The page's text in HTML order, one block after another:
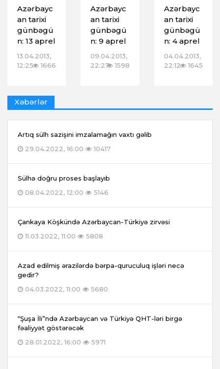
Azərbayc
an tarixi
günbəgü
n: 13 aprel
13.04.2013,
12:25
1666
Azərbayc
an tarixi
günbəgü
n: 9 aprel
09.04.2013,
22:27 1598
Azərbayc
an tarixi
günbəgü
n: 4 aprel
04.04.2013,
22:12
1645
Xəbərlər
Artıq sülh sazişini imzalamağın vaxtı gəlib
29.04.2022, 16:00
10417
Sülhə doğru proses başlayıb
08.04.2022, 12:00
5146
Çankaya Köşkündə Azərbaycan-Türkiyə zirvəsi
11.03.2022, 11:00
5808
Azad edilmiş ərazilərdə bərpa-quruculuq işləri necə
gedir?
04.03.2022, 11:00
5680
“Şuşa İli”ndə Azərbaycan və Türkiyə QHT-ləri birgə
fəaliyyət göstərəcək
28.01.2022, 16:00
5971